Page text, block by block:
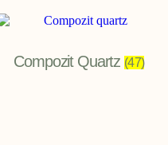
Compozit Quartz(47)